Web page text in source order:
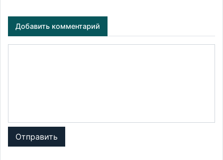
Добавить комментарий
Отправить